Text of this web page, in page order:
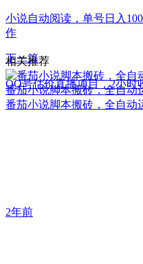
小说自动阅读，单号日入
作
下一篇
QQ号估价直播项目，2小时
相关推荐
番茄小说脚本搬砖，全自动
番茄小说脚本搬砖，全自动
2年前